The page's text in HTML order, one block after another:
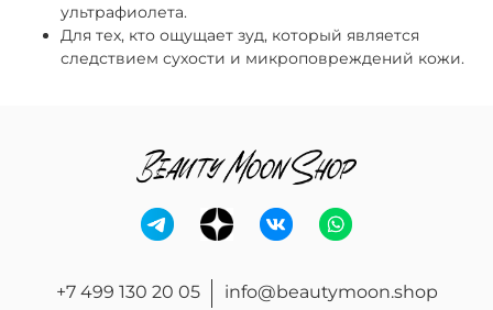
ультрафиолета.
Для тех, кто ощущает зуд, который является
следствием сухости и микроповреждений кожи.
+7 499 130 20 05 info@beautymoon.shop